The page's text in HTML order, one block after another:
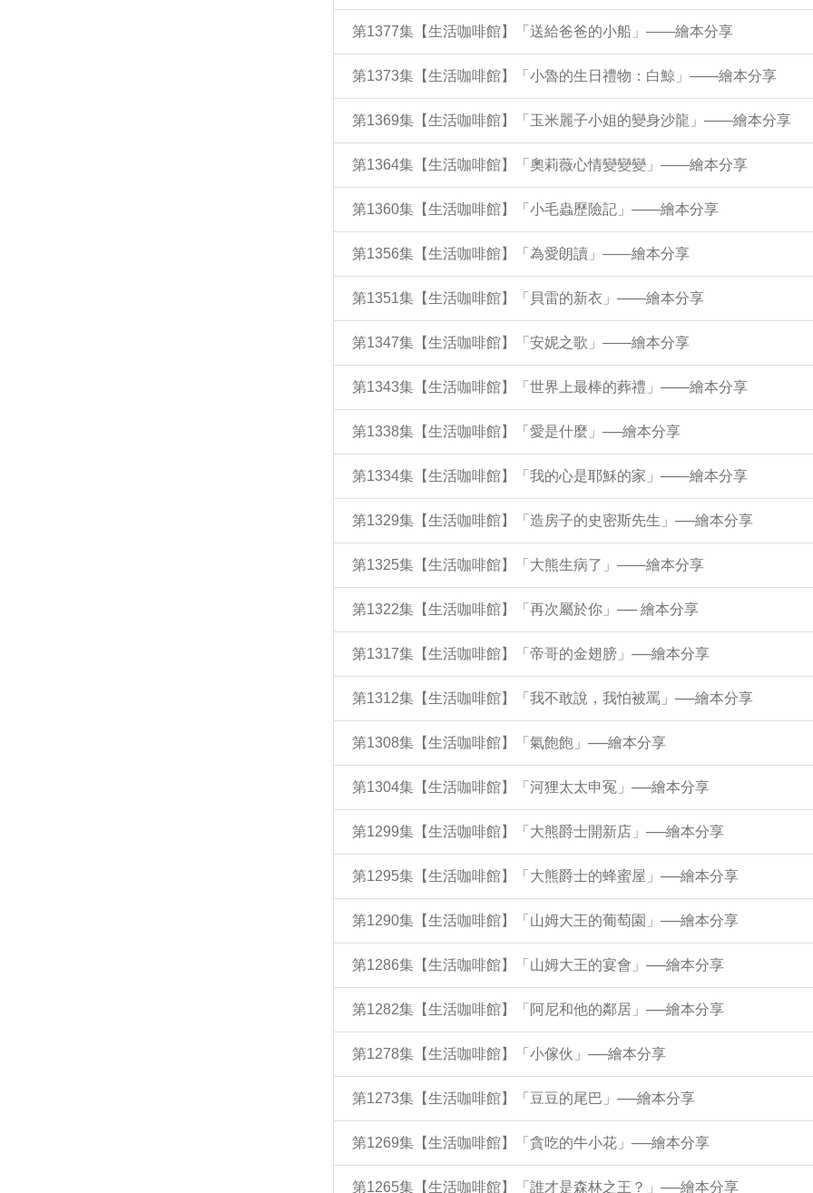
第1377集【生活咖啡館】「送給爸爸的小船」——繪本分享
第1373集【生活咖啡館】「小魯的生日禮物：白鯨」——繪本分享
第1369集【生活咖啡館】「玉米麗子小姐的變身沙龍」——繪本分享
第1364集【生活咖啡館】「奧莉薇心情變變變」——繪本分享
第1360集【生活咖啡館】「小毛蟲歷險記」——繪本分享
第1356集【生活咖啡館】「為愛朗讀」——繪本分享
第1351集【生活咖啡館】「貝雷的新衣」——繪本分享
第1347集【生活咖啡館】「安妮之歌」——繪本分享
第1343集【生活咖啡館】「世界上最棒的葬禮」——繪本分享
第1338集【生活咖啡館】「愛是什麼」──繪本分享
第1334集【生活咖啡館】「我的心是耶穌的家」——繪本分享
第1329集【生活咖啡館】「造房子的史密斯先生」──繪本分享
第1325集【生活咖啡館】「大熊生病了」——繪本分享
第1322集【生活咖啡館】「再次屬於你」── 繪本分享
第1317集【生活咖啡館】「帝哥的金翅膀」──繪本分享
第1312集【生活咖啡館】「我不敢說，我怕被罵」──繪本分享
第1308集【生活咖啡館】「氣飽飽」──繪本分享
第1304集【生活咖啡館】「河狸太太申冤」──繪本分享
第1299集【生活咖啡館】「大熊爵士開新店」──繪本分享
第1295集【生活咖啡館】「大熊爵士的蜂蜜屋」──繪本分享
第1290集【生活咖啡館】「山姆大王的葡萄園」──繪本分享
第1286集【生活咖啡館】「山姆大王的宴會」──繪本分享
第1282集【生活咖啡館】「阿尼和他的鄰居」──繪本分享
第1278集【生活咖啡館】「小傢伙」──繪本分享
第1273集【生活咖啡館】「豆豆的尾巴」──繪本分享
第1269集【生活咖啡館】「貪吃的牛小花」──繪本分享
第1265集【生活咖啡館】「誰才是森林之王？」──繪本分享